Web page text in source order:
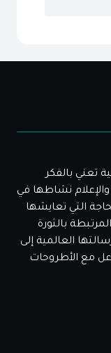
تعني بالفكر
والإعلام نشاطها في
الحاجة التي تعايشها
بالثورة
العالمية إلى
مع الأطروحات